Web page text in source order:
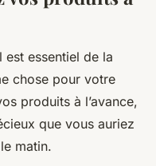
est essentiel de la
chose pour votre
produits à l’avance,
que vous auriez
matin.